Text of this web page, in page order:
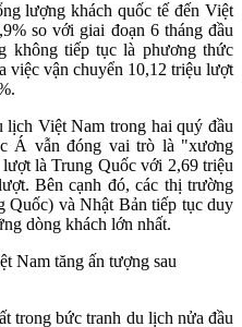
lượng khách quốc tế đến Việt
so với giai đoạn 6 tháng đầu
không tiếp tục là phương thức
việc vận chuyển 10,12 triệu lượt
Việt Nam trong hai quý đầu
Á vẫn đóng vai trò là "xương
là Trung Quốc với 2,69 triệu
Bên cạnh đó, các thị trường
và Nhật Bản tiếp tục duy
dòng khách lớn nhất.
trong bức tranh du lịch nửa đầu